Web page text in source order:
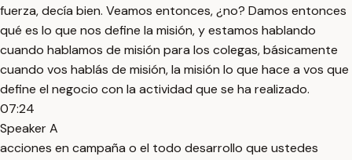
fuerza, decía bien. Veamos entonces, ¿no? Damos entonces
qué es lo que nos define la misión, y estamos hablando
cuando hablamos de misión para los colegas, básicamente
cuando vos hablás de misión, la misión lo que hace a vos que
define el negocio con la actividad que se ha realizado.
07:24
Speaker A
acciones en campaña o el todo desarrollo que ustedes